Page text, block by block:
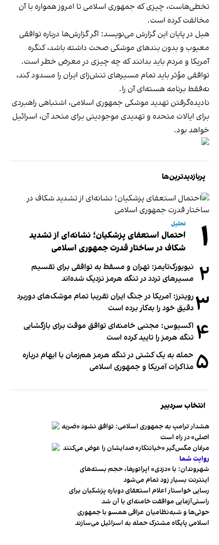
تخطی‌هاست، چیزی که جمهوری اسلامی تا امروز همواره با آن
مخالفت کرده است.
هیل در پایان این گزارش می‌نویسد: اگر گزارش‌ها درباره توافقی
معیوب و بدون بندهای موشکی صحت داشته باشد، کنگره
آمریکا و مردم باید بدانند که چه چیزی در معرض خطر است.
توافقی مؤثر باید تمام مسیرهای تنش‌زای ایران را مسدود کند،
نه‌فقط برنامه هسته‌ای آن را.
نادیده‌گرفتن تهدید موشکی جمهوری اسلامی، اشتباهی راهبردی
برای ایالات متحده و تهدیدی موجودیتی برای متحد آن، اسرائیل
خواهد بود.
پربازدیدترین‌ها
۱ تحلیل
احتمال استعفای پزشکیان؛ نشانه‌ای از تشدید
شکاف در ساختار قدرت جمهوری اسلامی
۲ نیویورک‌تایمز: تهران و مسقط به توافقی برای تقسیم
مسیرهای تردد در تنگه هرمز نزدیک شده‌اند
۳رویترز: آمریکا در جنگ ایران تقریبا تمام موشک‌های دوربرد
دقیق خود را به‌کار برده است
۴ اکسیوس: مجتبی خامنه‌ای توافق موقت برای بازگشایی
تنگه هرمز را تایید کرده است
۵ حمله به یک کشتی در تنگه هرمز هم‌زمان با ابهام درباره
مذاکرات آمریکا و جمهوری اسلامی
انتخاب سردبیر
هشدار ترامپ به جمهوری اسلامی: توافق نشود «ضربه
اصلی» در راه است
مرغان مگس‌گیر «خیانتکار» صدایشان را عوض می‌کنند
روایت شما
شهروندان:‌ با «دزدی» اپراتورها، حجم بسته‌های
اینترنت بسیار زود تمام می‌شود
رسایی خواستار اعلام استعفای دوباره پزشکیان برای
راستی‌آزمایی موافقت خامنه‌ای با آن شد
حوثی‌ها و شبه‌نظامیان عراقی همسو با جمهوری
اسلامی پایگاه مشترک حمله به اسرائیل می‌سازند